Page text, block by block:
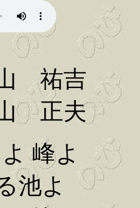
山 祐吉
正夫
峰よ
池よ